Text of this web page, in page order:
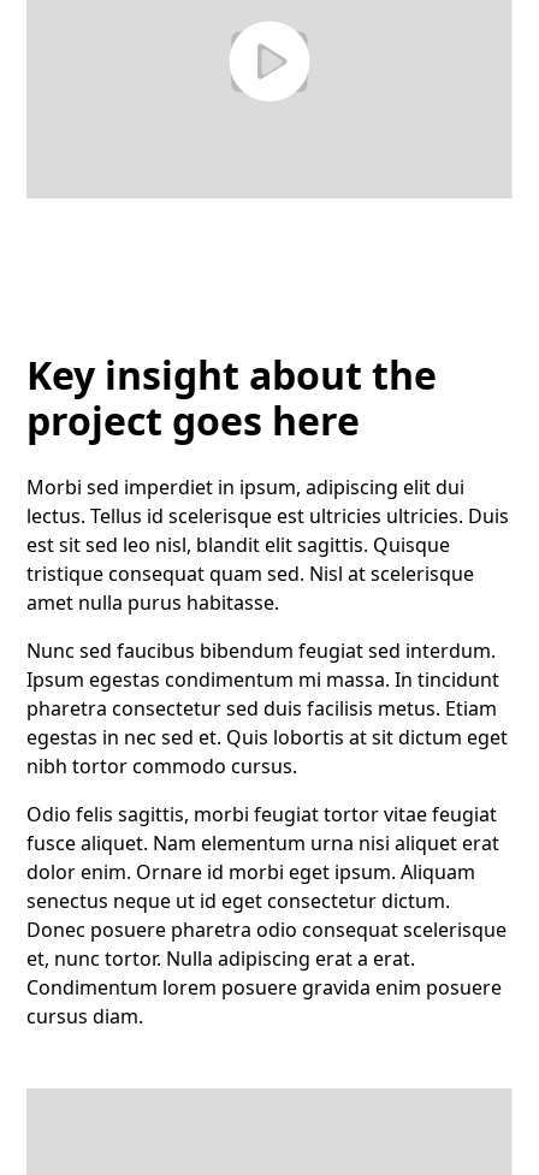
Key insight about the
project goes here
Morbi sed imperdiet in ipsum, adipiscing elit dui
lectus. Tellus id scelerisque est ultricies ultricies. Duis
est sit sed leo nisl, blandit elit sagittis. Quisque
tristique consequat quam sed. Nisl at scelerisque
amet nulla purus habitasse.
Nunc sed faucibus bibendum feugiat sed interdum.
Ipsum egestas condimentum mi massa. In tincidunt
pharetra consectetur sed duis facilisis metus. Etiam
egestas in nec sed et. Quis lobortis at sit dictum eget
nibh tortor commodo cursus.
Odio felis sagittis, morbi feugiat tortor vitae feugiat
fusce aliquet. Nam elementum urna nisi aliquet erat
dolor enim. Ornare id morbi eget ipsum. Aliquam
senectus neque ut id eget consectetur dictum.
Donec posuere pharetra odio consequat scelerisque
et, nunc tortor. Nulla adipiscing erat a erat.
Condimentum lorem posuere gravida enim posuere
cursus diam.